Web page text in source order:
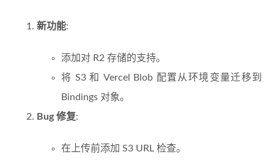
新功能:
添加对 R2 存储的支持。
将 S3 和 Vercel Blob 配置从环境变量迁移到
Bindings 对象。
Bug 修复:
在上传前添加 S3 URL 检查。